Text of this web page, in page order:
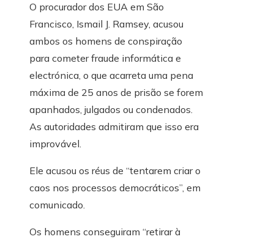
O procurador dos EUA em São
Francisco, Ismail J. Ramsey, acusou
ambos os homens de conspiração
para cometer fraude informática e
electrónica, o que acarreta uma pena
máxima de 25 anos de prisão se forem
apanhados, julgados ou condenados.
As autoridades admitiram que isso era
improvável.
Ele acusou os réus de “tentarem criar o
caos nos processos democráticos”, em
comunicado.
Os homens conseguiram “retirar à